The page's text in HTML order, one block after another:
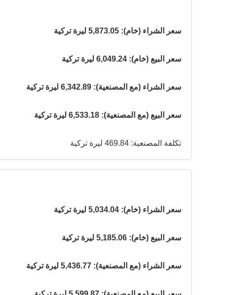
سعر الشراء (خام): 5,873.05 ليرة تركية
سعر البيع (خام): 6,049.24 ليرة تركية
سعر الشراء (مع المصنعية): 6,342.89 ليرة تركية
سعر البيع (مع المصنعية): 6,533.18 ليرة تركية
تكلفة المصنعية: 469.84 ليرة تركية
سعر الشراء (خام): 5,034.04 ليرة تركية
سعر البيع (خام): 5,185.06 ليرة تركية
سعر الشراء (مع المصنعية): 5,436.77 ليرة تركية